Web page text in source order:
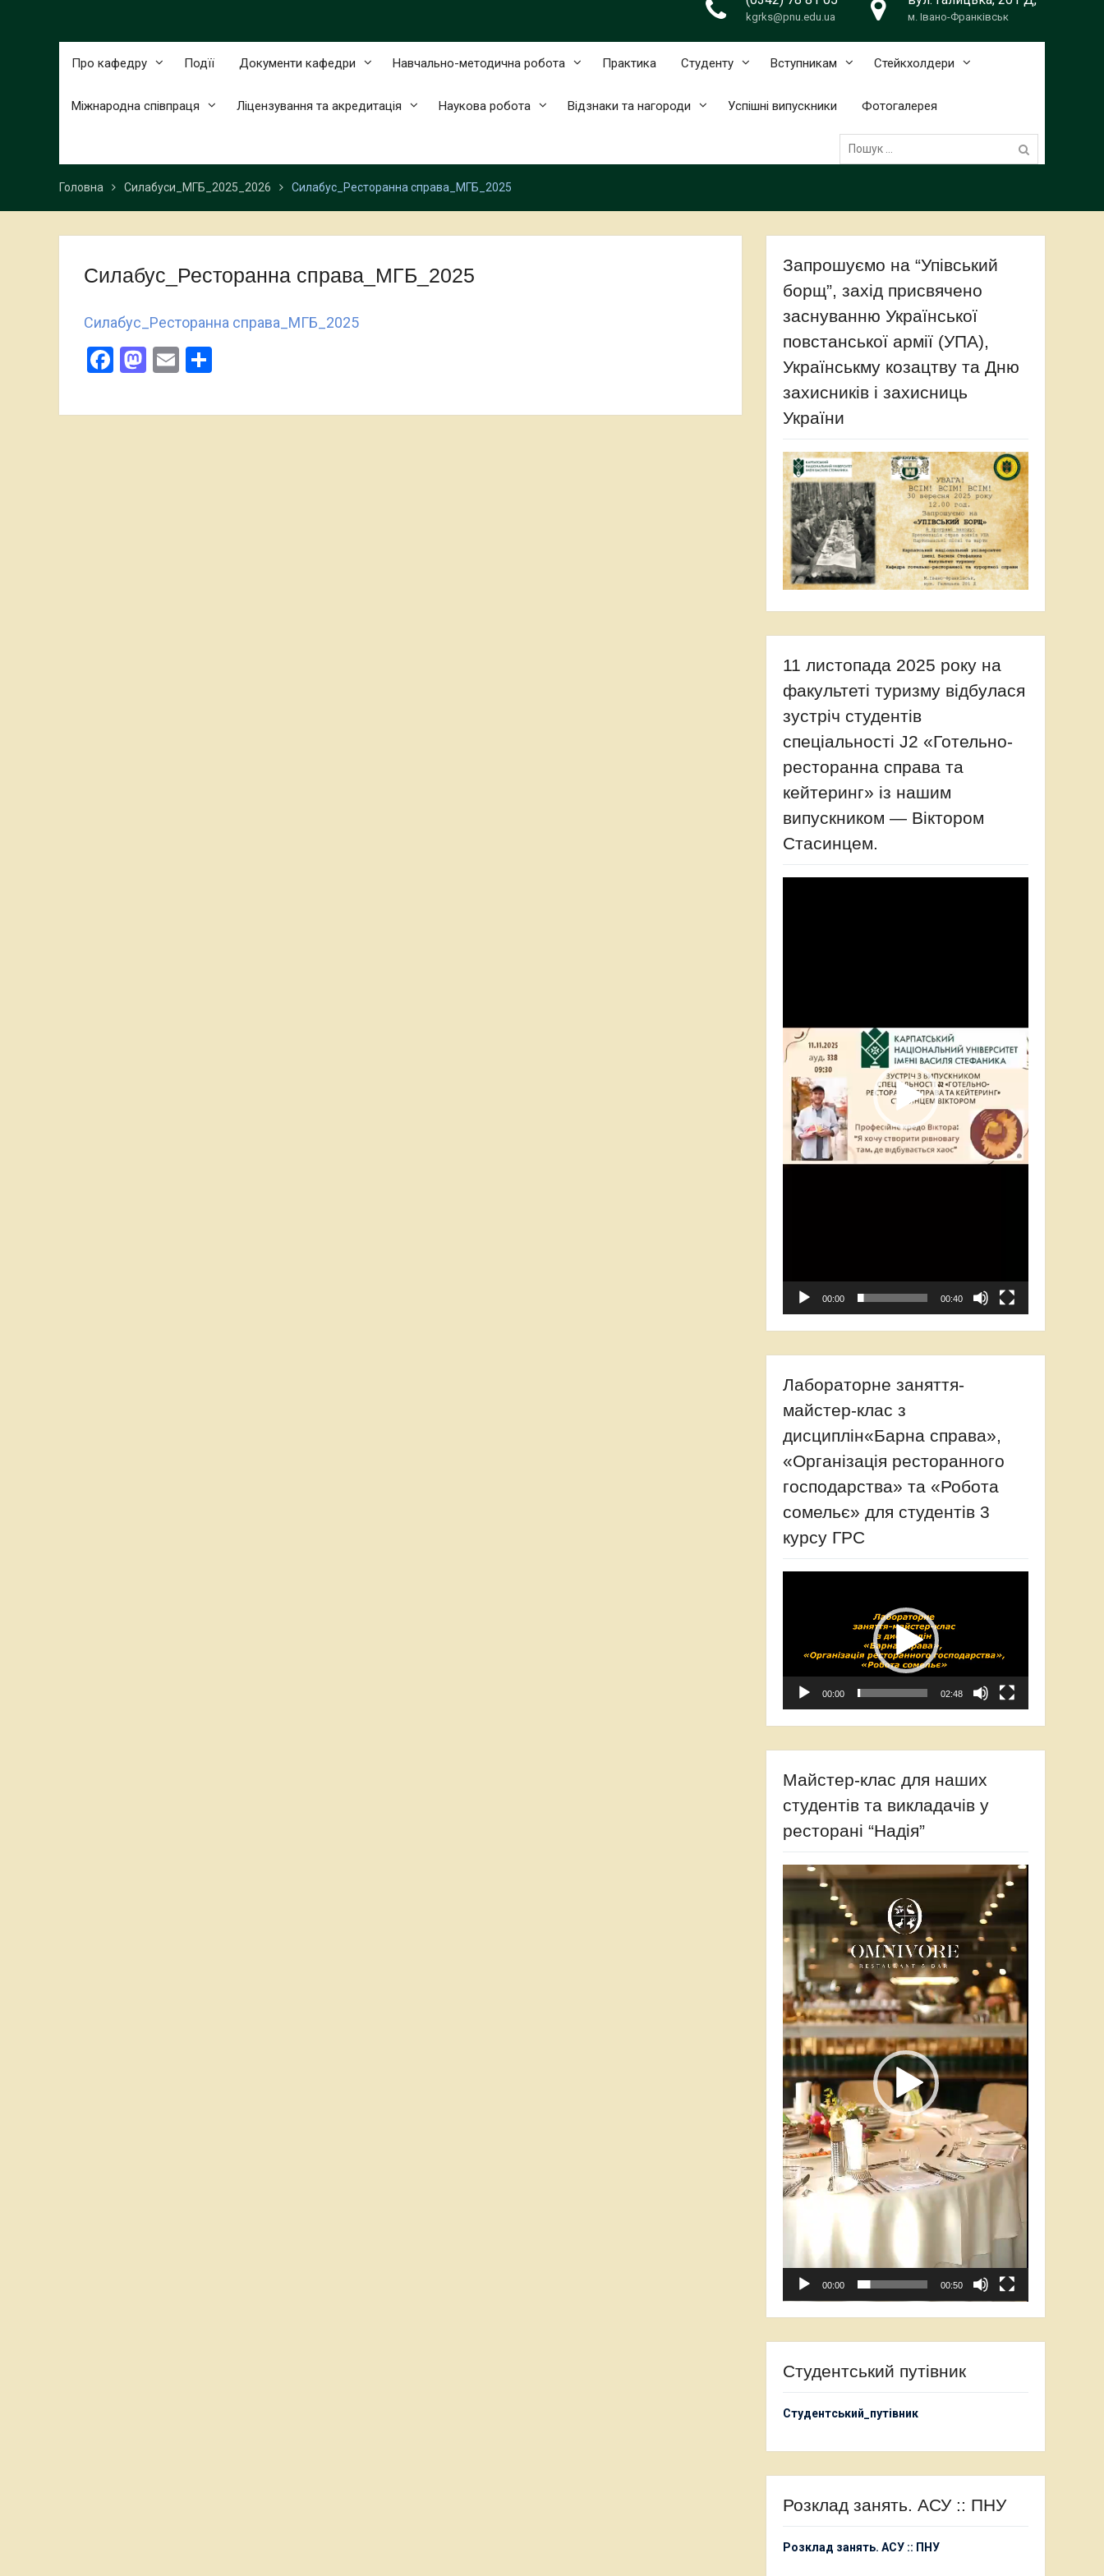
kgrks@pnu.edu.ua м. Івано-Франківськ
Про кафедру Подїї Документи кафедри Навчально-методична робота Практика Студенту Вступникам Стейкхолдери
Міжнародна співпраця Ліцензування та акредитація Наукова робота Відзнаки та нагороди Успішні випускники Фотогалерея
Пошук:
Головна Силабуси_МГБ_2025_2026 Силабус_Ресторанна справа_МГБ_2025
Силабус_Ресторанна справа_МГБ_2025
Силабус_Ресторанна справа_МГБ_2025
Facebook
Mastodon
Email
Запрошуємо на “Упівський
борщ”, захід присвячено
заснуванню Української
повстанської армії (УПА),
Українськму козацтву та Дню
захисників і захисниць
України
11 листопада 2025 року на
факультеті туризму відбулася
зустріч студентів
спеціальності J2 «Готельно-
ресторанна справа та
кейтеринг» із нашим
випускником — Віктором
Стасинцем.
00:00 00:40
Лабораторне заняття-
майстер-клас з
дисциплін«Барна справа»,
«Організація ресторанного
господарства» та «Робота
сомельє» для студентів 3
курсу ГРС
00:00 02:48
Майстер-клас для наших
студентів та викладачів у
ресторані “Надія”
Відеопрогравач
00:00 00:50
Студентський путівник
Студентський_путівник
Розклад занять. АСУ :: ПНУ
Розклад занять. АСУ :: ПНУ